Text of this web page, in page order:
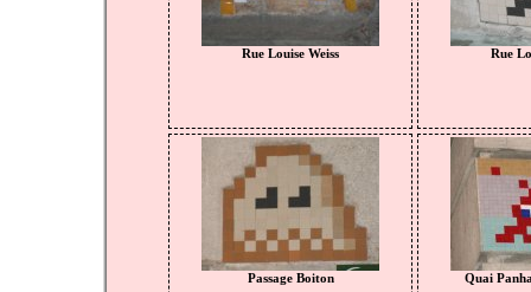
Rue Louise Weiss Rue
Passage Boiton Quai